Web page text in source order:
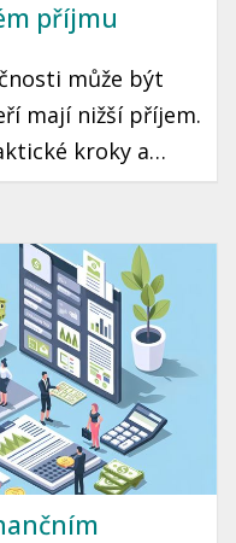
příjmu
může být
mají nižší příjem.
kroky a
pomoci tento cíl
rozpočtem.